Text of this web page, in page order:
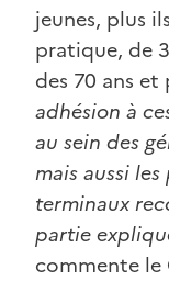
jeunes, plus
pratique, de
des 70 ans et
adhésion à
au sein des
mais aussi
terminaux
partie
commente le